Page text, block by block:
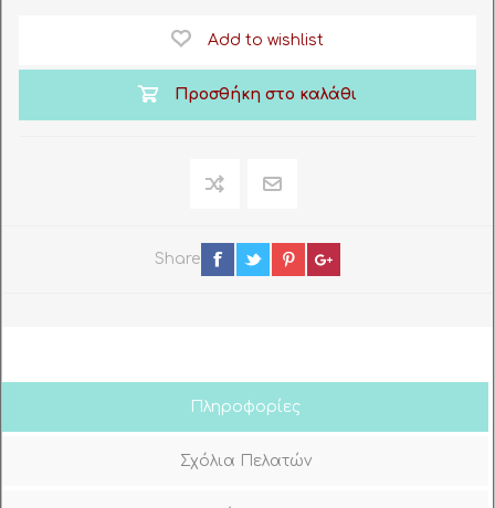
Add to wishlist
Προσθήκη στο καλάθι
Share
Πληροφορίες
Σχόλια Πελατών